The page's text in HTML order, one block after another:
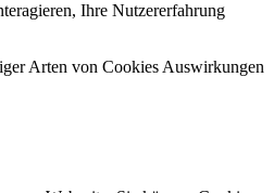
Ihre Nutzererfahrung
Arten von Cookies Auswirkungen